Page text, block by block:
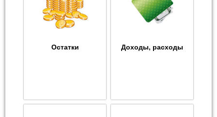
Остатки Доходы, расходы